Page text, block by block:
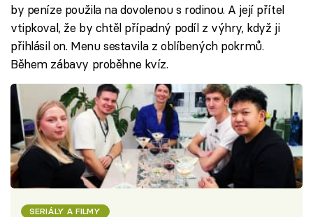
by peníze použila na dovolenou s rodinou. A její přítel
vtipkoval, že by chtěl případný podíl z výhry, když ji
přihlásil on. Menu sestavila z oblíbených pokrmů.
Během zábavy proběhne kvíz.
SERIÁLY A FILMY